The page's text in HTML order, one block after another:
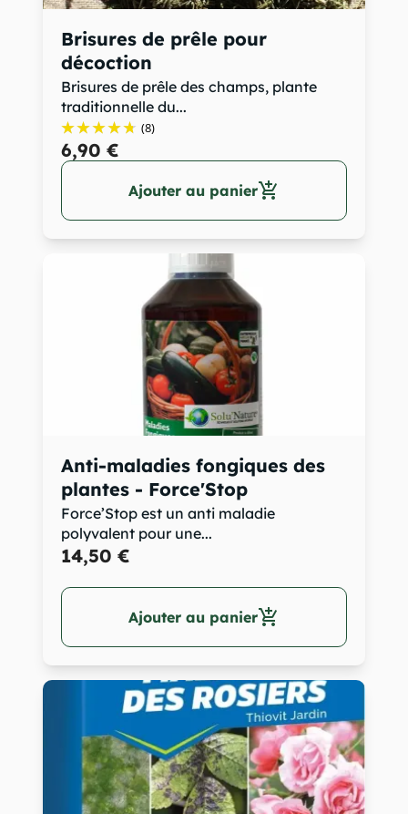
Brisures de prêle pour
décoction
Brisures de prêle des champs, plante
traditionnelle du...
(8)
6,90 €
Ajouter au panieradd_shopping_cart
Anti-maladies fongiques des
plantes - Force'Stop
Force’Stop est un anti maladie
polyvalent pour une...
14,50 €
Ajouter au panieradd_shopping_cart